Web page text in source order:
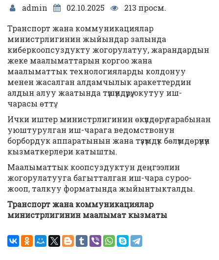
admin 02.10.2025
213 просм.
Транспорт жана коммуникациялар
министрлигинин жыйындар залында
киберкоопсуздукту жогорулатуу, жарандардын
жеке маалыматтарын коргоо жана
маалыматтык технологияларды колдонуу
менен жасалган алдамчылык аракеттердин
алдын алуу жаатында түшүндүрүү, окутуу иш-
чарасы өттү.
Ички иштер министрлигинин өкүлдөрү тарабынан
уюштурулган иш-чарага ведомствонун
борбордук аппаратынын жана түзүмдүк бөлүмдөрүнүн
кызматкерлери катышты.
Маалыматтык коопсуздуктун деңгээлин
жогорулатууга багытталган иш-чара суроо-
жооп, талкуу форматында жыйынтыкталды.
Транспорт жана коммуникациялар
министрлигинин маалымат кызматы